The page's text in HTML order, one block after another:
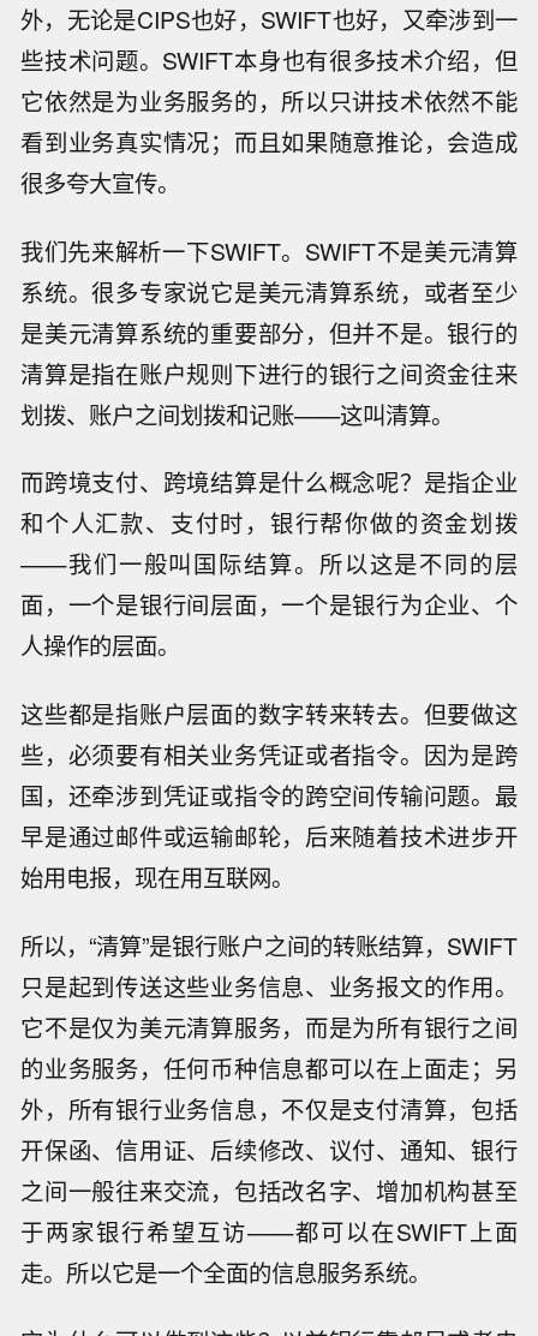
外，无论是CIPS也好，SWIFT也好，又牵涉到一
些技术问题。SWIFT本身也有很多技术介绍，但
它依然是为业务服务的，所以只讲技术依然不能
看到业务真实情况；而且如果随意推论，会造成
很多夸大宣传。
我们先来解析一下SWIFT。SWIFT不是美元清算
系统。很多专家说它是美元清算系统，或者至少
是美元清算系统的重要部分，但并不是。银行的
清算是指在账户规则下进行的银行之间资金往来
划拨、账户之间划拨和记账——这叫清算。
而跨境支付、跨境结算是什么概念呢？是指企业
和个人汇款、支付时，银行帮你做的资金划拨
——我们一般叫国际结算。所以这是不同的层
面，一个是银行间层面，一个是银行为企业、个
人操作的层面。
这些都是指账户层面的数字转来转去。但要做这
些，必须要有相关业务凭证或者指令。因为是跨
国，还牵涉到凭证或指令的跨空间传输问题。最
早是通过邮件或运输邮轮，后来随着技术进步开
始用电报，现在用互联网。
所以，“清算”是银行账户之间的转账结算，SWIFT
只是起到传送这些业务信息、业务报文的作用。
它不是仅为美元清算服务，而是为所有银行之间
的业务服务，任何币种信息都可以在上面走；另
外，所有银行业务信息，不仅是支付清算，包括
开保函、信用证、后续修改、议付、通知、银行
之间一般往来交流，包括改名字、增加机构甚至
于两家银行希望互访——都可以在SWIFT上面
走。所以它是一个全面的信息服务系统。